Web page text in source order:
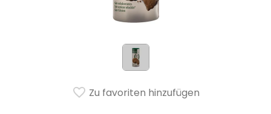
Zu favoriten hinzufügen